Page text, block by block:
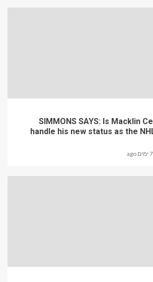
SIMMONS SAYS: Is Macklin
handle his new status as the
7 ימים ago